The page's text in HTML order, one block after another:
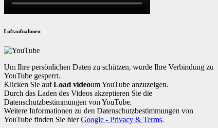
Luftaufnahmen
Um Ihre persönlichen Daten zu schützen, wurde Ihre Verbindung zu
YouTube gesperrt.
Klicken Sie aufLoad videoum YouTube anzuzeigen.
Durch das Laden des Videos akzeptieren Sie die
Datenschutzbestimmungen von YouTube.
Weitere Informationen zu den Datenschutzbestimmungen von
YouTube finden Sie hierGoogle - Privacy & Terms.